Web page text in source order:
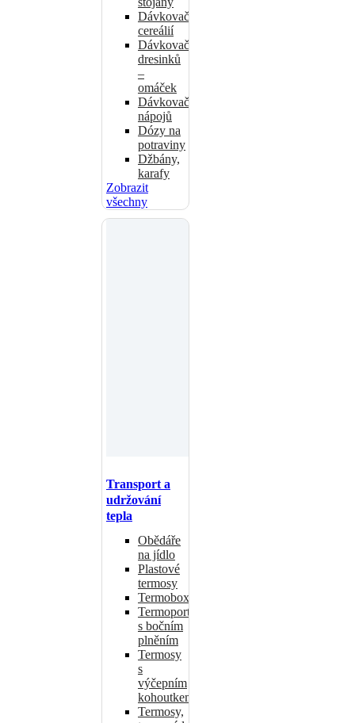
Dávkovače
cereálií
Dávkovače
dresinků
–
omáček
Dávkovače
nápojů
Dózy na
potraviny
Džbány,
karafy
Zobrazit
všechny
Transport a
udržování
tepla
Obědáře
na jídlo
Plastové
termosy
Termoboxy
Termoporty
s bočním
plněním
Termosy
s
výčepním
kohoutkem
Termosy,